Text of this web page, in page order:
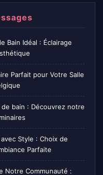
Bain Idéal : Éclairage
Parfait pour Votre Salle
bain : Découvrez notre
Style : Choix de
Parfaite
Notre Communauté :